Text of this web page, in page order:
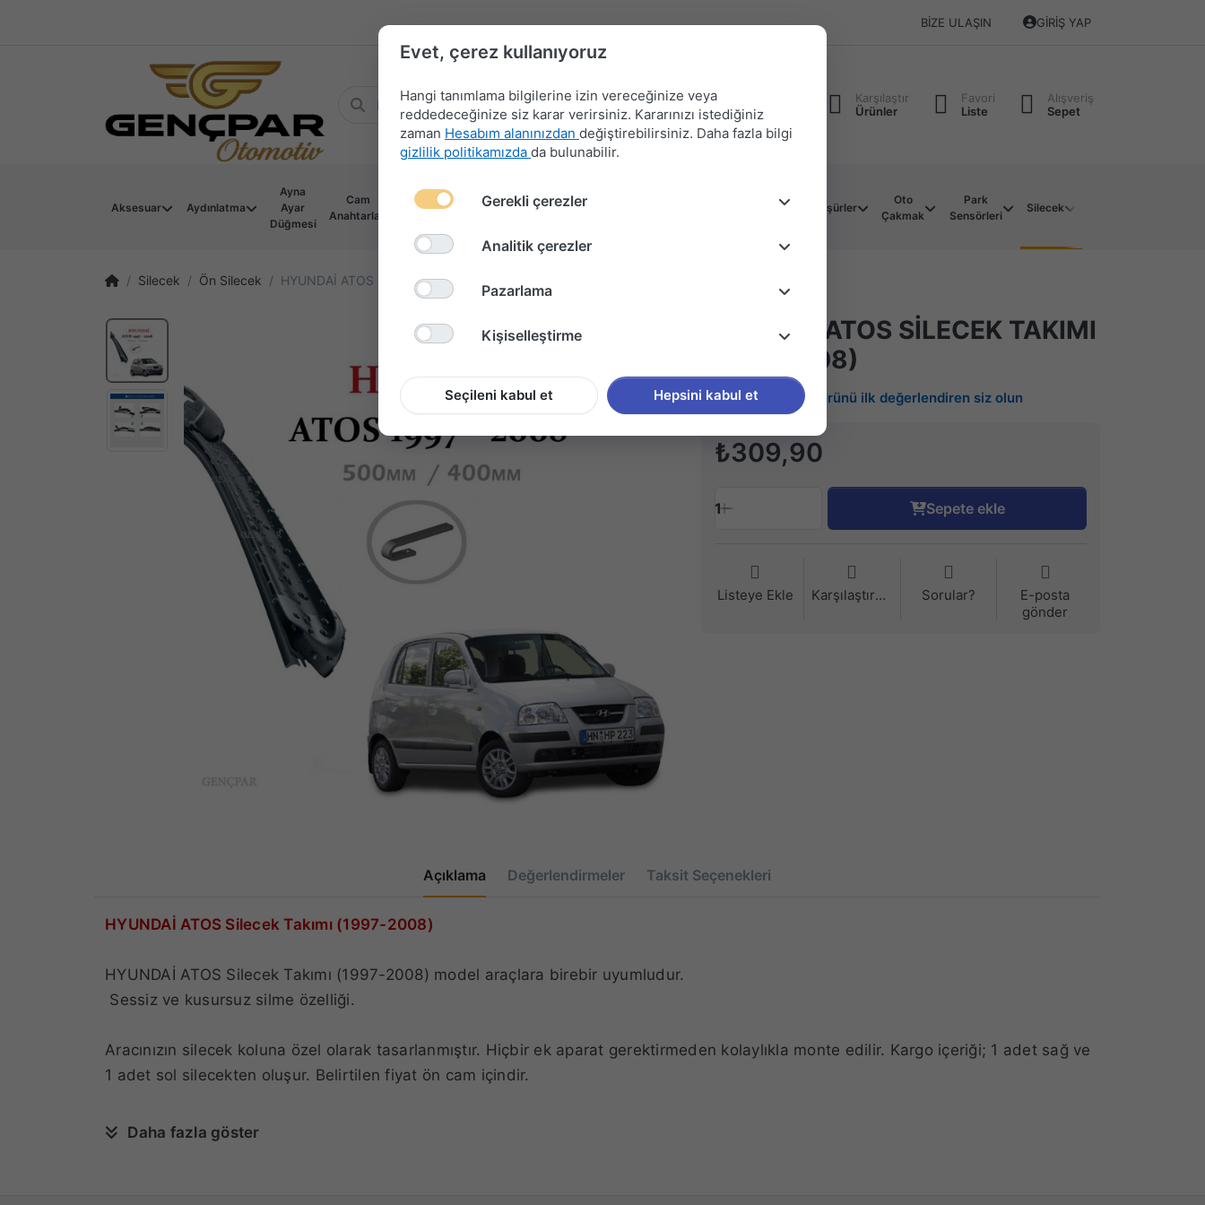
BIZE ULAŞIN GIRIŞ YAP
Karşılaştır
Ürünler
Favori
Liste
Alışveriş
Sepet
Aksesuar Aydınlatma
Ayna
Ayar
Düğmesi
Cam
Anahtarları
Devre
Far
Sinyal-
Merkezi
Müşürler
Oto
Çakmak
Park
Sensörleri
Silecek
Silecek Ön Silecek HYUNDAİ ATOS SİLECEK TAKIMI (1997-2008)
HYUNDAİ ATOS SİLECEK TAKIMI
(1997-2008)
Bu ürünü ilk değerlendiren siz olun
₺309,90
1 Sepete ekle
Listeye Ekle Karşılaştırma Sorular?
E-posta
gönder
Açıklama Değerlendirmeler Taksit Seçenekleri
HYUNDAİ ATOS Silecek Takımı (1997-2008)
HYUNDAİ ATOS Silecek Takımı (1997-2008) model araçlara birebir uyumludur.
Sessiz ve kusursuz silme özelliği.
Aracınızın silecek koluna özel olarak tasarlanmıştır. Hiçbir ek aparat gerektirmeden kolaylıkla monte edilir. Kargo içeriği; 1 adet sağ ve
1 adet sol silecekten oluşur. Belirtilen fiyat ön cam içindir.
Daha fazla göster
Evet, çerez kullanıyoruz
Hangi tanımlama bilgilerine izin vereceğinize veya
reddedeceğinize siz karar verirsiniz. Kararınızı istediğiniz
zaman Hesabım alanınızdan değiştirebilirsiniz. Daha fazla bilgi
gizlilik politikamızda da bulunabilir.
Gerekli çerezler
Analitik çerezler
Pazarlama
Kişiselleştirme
Seçileni kabul et Hepsini kabul et